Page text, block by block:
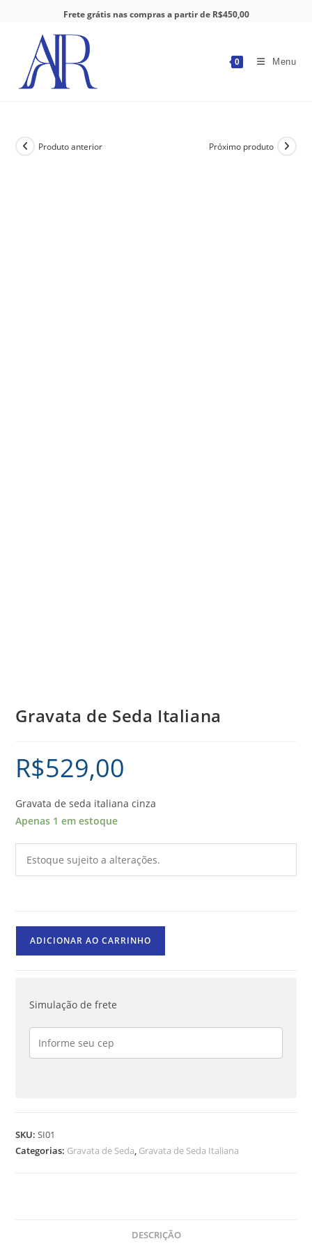
Frete grátis nas compras a partir de R$450,00
0 Menu
Produto anterior Próximo produto
Gravata de Seda Italiana
R$529,00
Gravata de seda italiana cinza
Apenas 1 em estoque
Estoque sujeito a alterações.
ADICIONAR AO CARRINHO
Simulação de frete
SKU:SI01
Categorias: Gravata de Seda, Gravata de Seda Italiana
DESCRIÇÃO